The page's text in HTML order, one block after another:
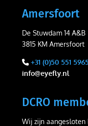
Amersfoort
De Stuwdam 14 A&B
3815 KM Amersfoort
+31 (0)50 551
info@eyefly.nl
DCRO
Wij zijn aangesloten